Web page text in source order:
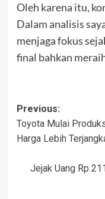
Oleh karena itu,
Dalam analisis
menjaga fokus
final bahkan
Post
navigation
Previous:
Toyota Mulai
Harga Lebih
Jejak Uang Rp